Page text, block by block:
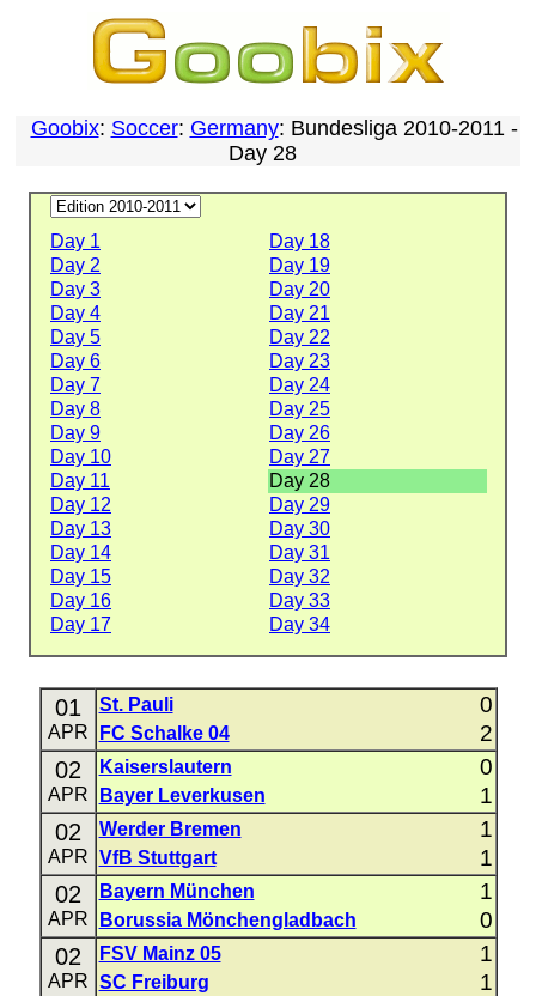
Goobix: Soccer: Germany: Bundesliga 2010-2011 -
Day 28
Day 1
Day 18
Day 2
Day 19
Day 3
Day 20
Day 4
Day 21
Day 5
Day 22
Day 6
Day 23
Day 7
Day 24
Day 8
Day 25
Day 9
Day 26
Day 10
Day 27
Day 11
Day 28
Day 12
Day 29
Day 13
Day 30
Day 14
Day 31
Day 15
Day 32
Day 16
Day 33
Day 17
Day 34
01
APR
St. Pauli 0
FC Schalke 04 2
02
APR
Kaiserslautern 0
Bayer Leverkusen 1
02
APR
Werder Bremen 1
VfB Stuttgart 1
02
APR
Bayern München 1
Borussia Mönchengladbach 0
02
APR
FSV Mainz 05 1
SC Freiburg 1